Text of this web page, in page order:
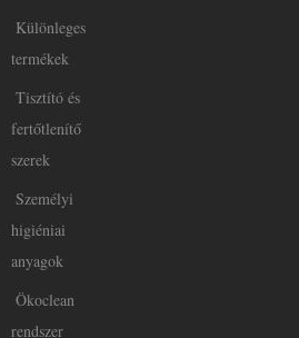
Különleges
termékek
Tisztító és
fertőtlenítő
szerek
Személyi
higiéniai
anyagok
Ökoclean
rendszer